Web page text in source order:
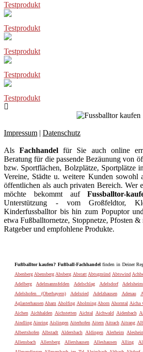
Testprodukt
Testprodukt
Testprodukt
Testprodukt
Testprodukt
Impressum | Datenschutz
AlsFachhandel für Sie auch online
Beratung für die passende Bezäunung von
bzw. Sportflächen, Bolzplätze, Sportplätze
Vereine, Städte u. weitere Kunden sowohl
öffentlichen als auch privaten Bereich. Wer
möchte bekommt aufFussballtor-
Unterstützung - vom Großfeldtor,
Kinderfussballtor bis hin zum Popuptor
etwa Fußballtornetze, Stoppnetze, Pfosten
Ratgeber und empfohlene Produkte.
Fußballtor kaufen? Fußball-Fachhandelfinden in Deiner
Abenberg Abensberg Absberg Abstatt Abtsgmünd Abtswind
Adelberg
Adelmannsfelden Adelschlag Adelsdorf Adelsheim
Adelshofen (Oberbayern)
Adelsried Adelzhausen Adenau
Aglasterhausen Aham Aholfing Aholming Ahorn Ahorntal Aicha
Aichen Aichhalden Aichstetten Aichtal Aichwald Aidenbach
Aindling Ainring Aislingen Aiterhofen Aitern Aitrach Aitrang
Albertshofen Albstadt Aldersbach Aldingen Alerheim
Allensbach
Allersberg Allershausen Alleshausen Alling